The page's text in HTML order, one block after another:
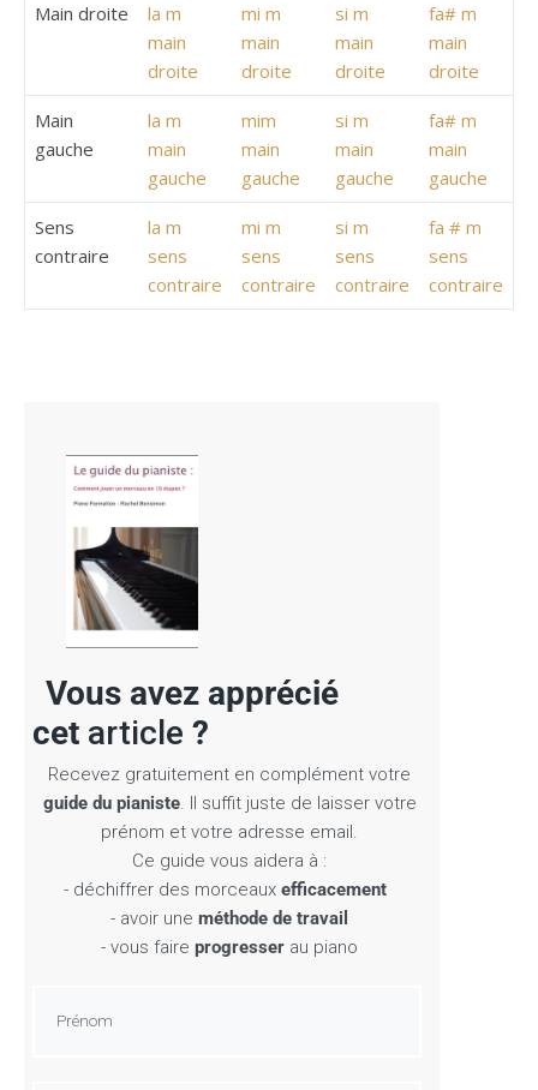
Main droite
la m
main
droite
mi m
main
droite
si m
main
droite
fa# m
main
droite
Main
gauche
la m
main
gauche
mim
main
gauche
si m
main
gauche
fa# m
main
gauche
Sens
contraire
la m
sens
contraire
mi m
sens
contraire
si m
sens
contraire
fa # m
sens
contraire
avez apprécié
cet article ?
Recevez gratuitement en complément votre
guide du pianiste. Il suffit juste de laisser votre
prénom et votre adresse email.
Ce guide vous aidera à :
- déchiffrer des morceaux efficacement
- avoir une méthode de travail
- vous faire progresser au piano